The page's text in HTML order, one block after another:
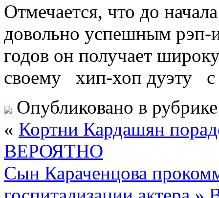
Отмечается, что до
довольно успешным рэп-
годов он получает
своему хип-хоп дуэту с
Опубликовано в
« Кортни Кардашян
ВЕРОЯТНО
Сын Караченцова